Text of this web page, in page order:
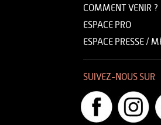
COMMENT VENIR ?
ESPACE PRO
ESPACE PRESSE /
SUIVEZ-NOUS SUR